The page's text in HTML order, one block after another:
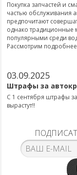
Покупка запчастей и
частью обслуживания
предпочитают
однако традиционные
популярными среди
Рассмотрим
03.09.2025
Штрафы за
С 1 сентября штрафы
вырастут!!